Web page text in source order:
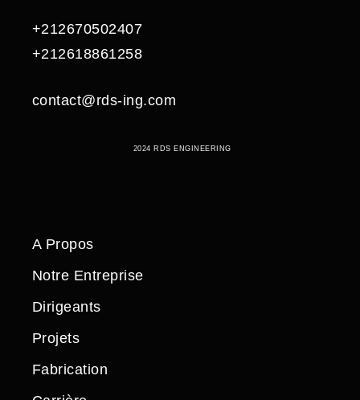
+212670502407
+212618861258
contact@rds-ing.com
2024 RDS ENGINEERING
A Propos
Notre Entreprise
Dirigeants
Projets
Fabrication